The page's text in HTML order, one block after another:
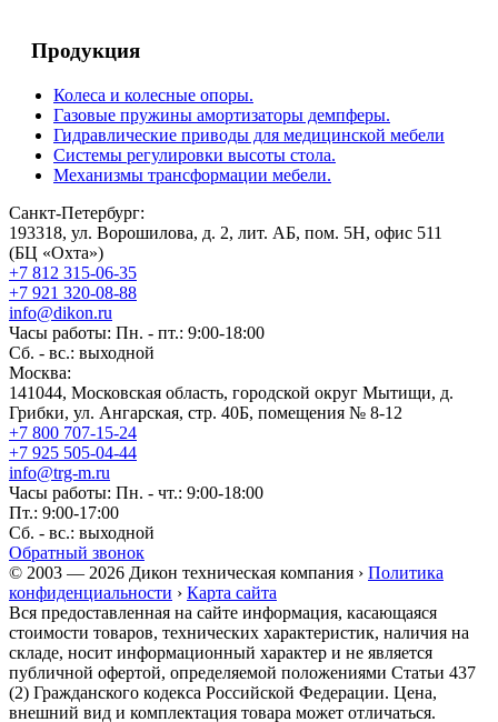
Продукция
Колеса и колесные опоры.
Газовые пружины амортизаторы демпферы.
Гидравлические приводы для медицинской мебели
Системы регулировки высоты стола.
Механизмы трансформации мебели.
Санкт-Петербург:
193318, ул. Ворошилова, д. 2, лит. АБ, пом. 5Н, офис 511
(БЦ «Охта»)
+7 812 315-06-35
+7 921 320-08-88
info@dikon.ru
Часы работы: Пн. - пт.: 9:00-18:00
Сб. - вс.: выходной
Москва:
141044, Московская область, городской округ Мытищи, д.
Грибки, ул. Ангарская, стр. 40Б, помещения № 8-12
+7 800 707-15-24
+7 925 505-04-44
info@trg-m.ru
Часы работы: Пн. - чт.: 9:00-18:00
Пт.: 9:00-17:00
Сб. - вс.: выходной
Обратный звонок
© 2003 — 2026 Дикон техническая компания › Политика
конфиденциальности › Карта сайта
Вся предоставленная на сайте информация, касающаяся
стоимости товаров, технических характеристик, наличия на
складе, носит информационный характер и не является
публичной офертой, определяемой положениями Статьи 437
(2) Гражданского кодекса Российской Федерации. Цена,
внешний вид и комплектация товара может отличаться.